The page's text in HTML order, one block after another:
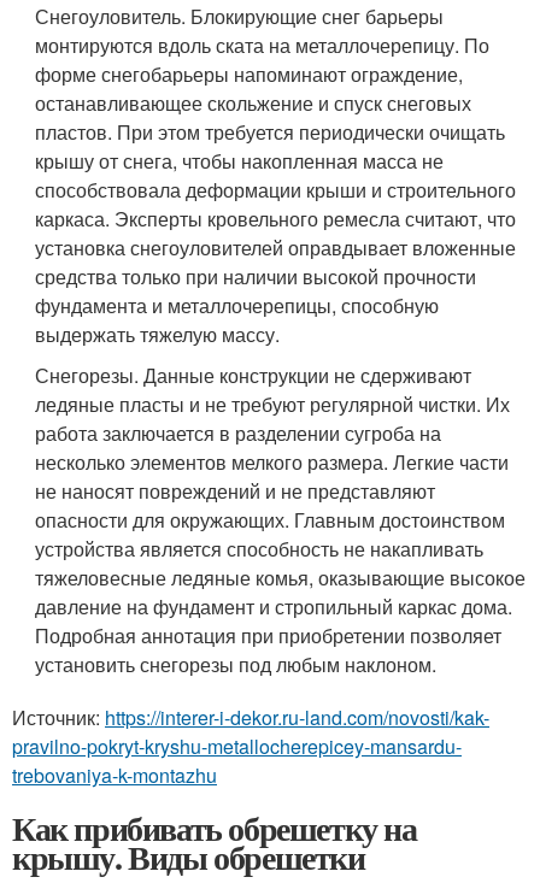
Снегоуловитель. Блокирующие снег барьеры
монтируются вдоль ската на металлочерепицу. По
форме снегобарьеры напоминают ограждение,
останавливающее скольжение и спуск снеговых
пластов. При этом требуется периодически очищать
крышу от снега, чтобы накопленная масса не
способствовала деформации крыши и строительного
каркаса. Эксперты кровельного ремесла считают, что
установка снегоуловителей оправдывает вложенные
средства только при наличии высокой прочности
фундамента и металлочерепицы, способную
выдержать тяжелую массу.
Снегорезы. Данные конструкции не сдерживают
ледяные пласты и не требуют регулярной чистки. Их
работа заключается в разделении сугроба на
несколько элементов мелкого размера. Легкие части
не наносят повреждений и не представляют
опасности для окружающих. Главным достоинством
устройства является способность не накапливать
тяжеловесные ледяные комья, оказывающие высокое
давление на фундамент и стропильный каркас дома.
Подробная аннотация при приобретении позволяет
установить снегорезы под любым наклоном.
Источник: https://interer-i-dekor.ru-land.com/novosti/kak-
pravilno-pokryt-kryshu-metallocherepicey-mansardu-
trebovaniya-k-montazhu
Как прибивать обрешетку на
крышу. Виды обрешетки